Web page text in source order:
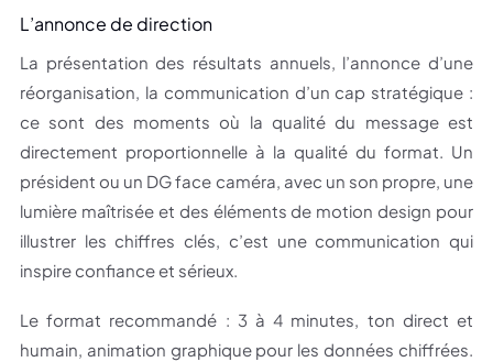
L’annonce de direction
La présentation des résultats annuels, l’annonce d’une
réorganisation, la communication d’un cap stratégique :
ce sont des moments où la qualité du message est
directement proportionnelle à la qualité du format. Un
président ou un DG face caméra, avec un son propre, une
lumière maîtrisée et des éléments de motion design pour
illustrer les chiffres clés, c’est une communication qui
inspire confiance et sérieux.
Le format recommandé : 3 à 4 minutes, ton direct et
humain, animation graphique pour les données chiffrées.